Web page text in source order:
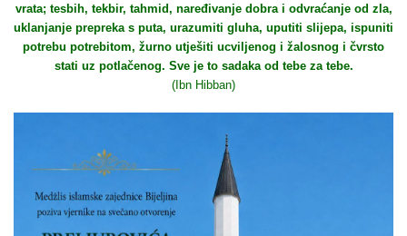
vrata; tesbih, tekbir, tahmid, naređivanje dobra i odvraćanje od zla,
uklanjanje prepreka s puta, urazumiti gluha, uputiti slijepa, ispuniti
potrebu potrebitom, žurno utješiti ucviljenog i žalosnog i čvrsto
stati uz potlačenog. Sve je to sadaka od tebe za tebe.
(Ibn Hibban)